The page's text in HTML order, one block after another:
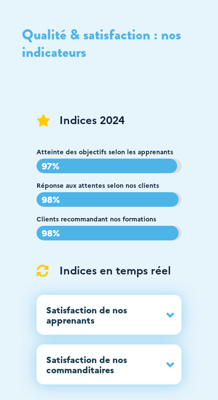
Qualité & satisfaction : nos
indicateurs
 Indices 2024
Atteinte des objectifs selon les apprenants
97%
97%
Réponse aux attentes selon nos clients
98%
98%
Clients recommandant nos formations
98%
98%
 Indices en temps réel
Satisfaction de nos
apprenants
Satisfaction de nos
commanditaires